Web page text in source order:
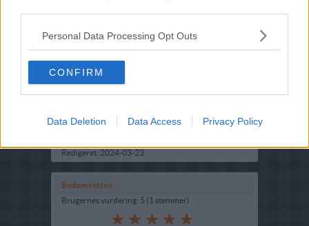
Personal Data Processing Opt Outs
CONFIRM
Data Deletion Data Access Privacy Policy
Ret :Hovedretter-Diverse Hovedretter
Kilde : TrueGreens
Tilberedningstid : 20 minutter
Redigeret: 2024-03-23
Bedøm retten
Brugernes vurdering: 5 (1 stemmer)